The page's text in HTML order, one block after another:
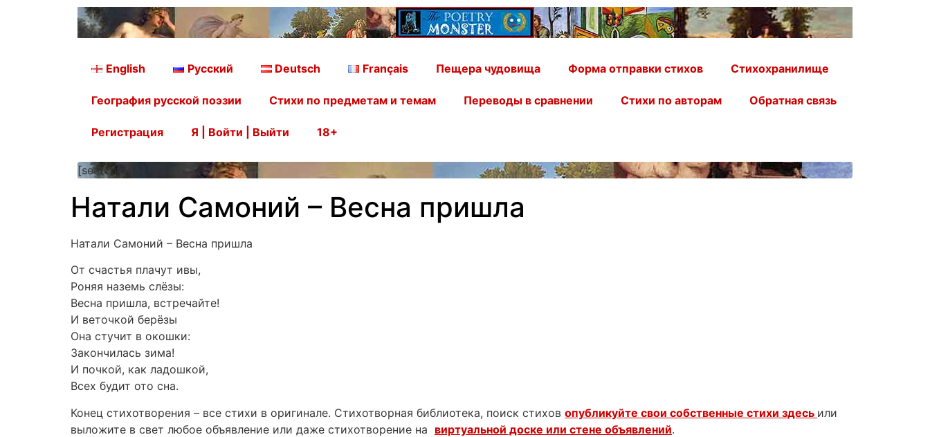
English Русский Deutsch Français Пещера чудовища Форма отправки стихов Стихохранилище
География русской поэзии Стихи по предметам и темам Переводы в сравнении Стихи по авторам Обратная связь
Регистрация Я | Войти | Выйти 18+
[searchform]
Натали Самоний – Весна пришла
Натали Самоний – Весна пришла
От счастья плачут ивы,
Роняя наземь слёзы:
Весна пришла, встречайте!
И веточкой берёзы
Она стучит в окошки:
Закончилась зима!
И почкой, как ладошкой,
Всех будит ото сна.
Конец стихотворения – все стихи в оригинале. Стихотворная библиотека, поиск стихов опубликуйте свои собственные стихи здесь или
выложите в свет любое объявление или даже стихотворение на виртуальной доске или стене объявлений.